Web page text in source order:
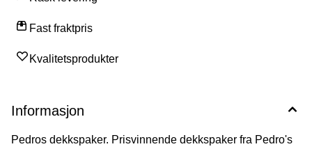
Fast fraktpris
Kvalitetsprodukter
Informasjon
Pedros dekkspaker. Prisvinnende dekkspaker fra Pedro's